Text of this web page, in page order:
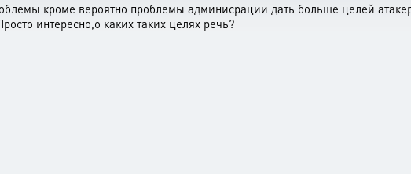
кроме вероятно проблемы админисрации дать больше целей
интересно,о каких таких целях речь?